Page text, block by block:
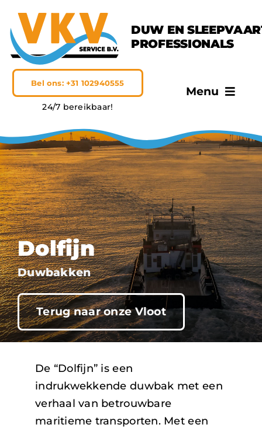
naar
inhoud
DUW EN
PROFESSIONALS
Bel ons: +31 102940555
24/7 bereikbaar!
Menu
VKV Service
Diensten
Onze vloot
Vacatures
Nieuws
Dolfijn
Duwbakken
Terug naar onze Vloot
De “Dolfijn” is een
indrukwekkende duwbak met een
verhaal van betrouwbare
maritieme transporten. Met een